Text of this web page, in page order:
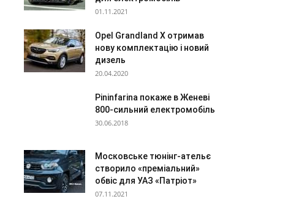
01.11.2021
Opel Grandland X отримав
нову комплектацію і новий
дизель
20.04.2020
Pininfarina покаже в Женеві
800-сильний електромобіль
30.06.2018
Московське тюнінг-ательє
створило «преміальний»
обвіс для УАЗ «Патріот»
07.11.2021